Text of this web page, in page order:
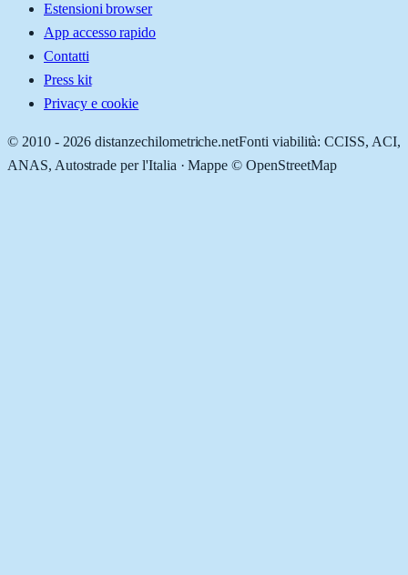
Estensioni browser
App accesso rapido
Contatti
Press kit
Privacy e cookie
© 2010 - 2026 distanzechilometriche.netFonti viabilità: CCISS, ACI,
ANAS, Autostrade per l'Italia · Mappe © OpenStreetMap